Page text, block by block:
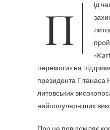
Під час відзначення Дня
перемоги» на
президента Гітанаса
литовських
найпопулярніших
Про це повідомляє